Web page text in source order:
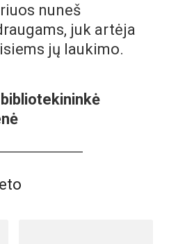
nuneš
juk artėja
jų laukimo.